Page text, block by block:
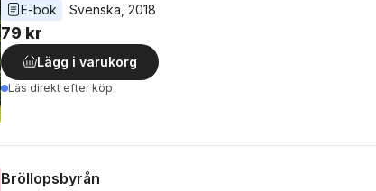
E-bok
Svenska 2018
79 kr
Lägg i varukorg
Läs direkt efter köp
Bröllopsbyrån